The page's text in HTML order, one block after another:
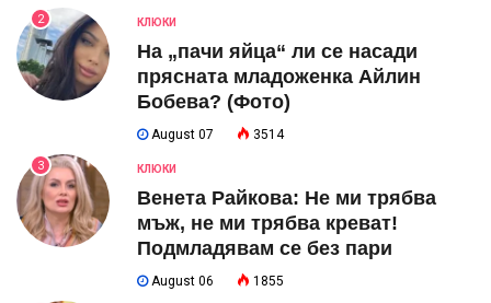
2 КЛЮКИ
На „пачи яйца“ ли се насади
прясната младоженка Айлин
Бобева? (Фото)
August 07 3514
3 КЛЮКИ
Венета Райкова: Не ми трябва
мъж, не ми трябва креват!
Подмладявам се без пари
August 06 1855